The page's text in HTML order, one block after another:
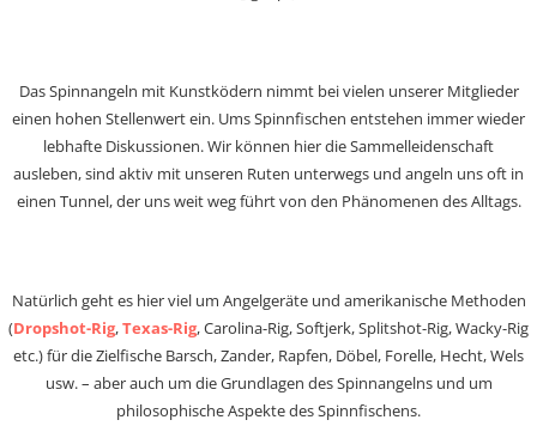
Das Spinnangeln mit Kunstködern nimmt bei vielen unserer Mitglieder
einen hohen Stellenwert ein. Ums Spinnfischen entstehen immer wieder
lebhafte Diskussionen. Wir können hier die Sammelleidenschaft
ausleben, sind aktiv mit unseren Ruten unterwegs und angeln uns oft in
einen Tunnel, der uns weit weg führt von den Phänomenen des Alltags.
Natürlich geht es hier viel um Angelgeräte und amerikanische Methoden
(Dropshot-Rig,Texas-Rig, Carolina-Rig, Softjerk, Splitshot-Rig, Wacky-Rig
etc.) für die Zielfische Barsch, Zander, Rapfen, Döbel, Forelle, Hecht, Wels
usw. – aber auch um die Grundlagen des Spinnangelns und um
philosophische Aspekte des Spinnfischens.